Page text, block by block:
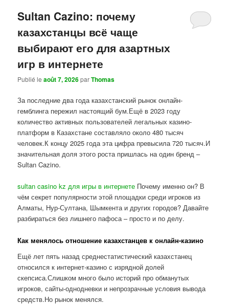
Sultan Cazino: почему
казахстанцы всё чаще
выбирают его для азартных
игр в интернете
Publié leaoût 7, 2026parThomas
За последние два года казахстанский рынок онлайн-
гемблинга пережил настоящий бум.Ещё в 2023 году
количество активных пользователей легальных казино-
платформ в Казахстане составляло около 480 тысяч
человек.К концу 2025 года эта цифра превысила 720 тысяч.И
значительная доля этого роста пришлась на один бренд –
Sultan Cazino.
sultan casino kz для игры в интернете Почему именно он? В
чём секрет популярности этой площадки среди игроков из
Алматы, Нур-Султана, Шымкента и других городов? Давайте
разбираться без лишнего пафоса – просто и по делу.
Как менялось отношение казахстанцев к онлайн-казино
Ещё лет пять назад среднестатистический казахстанец
относился к интернет-казино с изрядной долей
скепсиса.Слишком много было историй про обманутых
игроков, сайты-однодневки и непрозрачные условия вывода
средств.Но рынок менялся.